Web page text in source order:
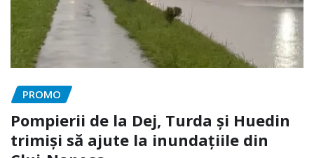
PROMO
Pompierii de la Dej, Turda și Huedin
trimiși să ajute la inundațiile din